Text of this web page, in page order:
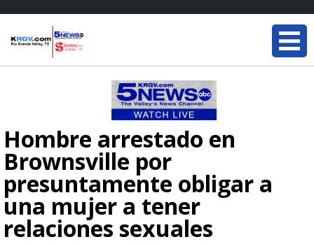
Hombre arrestado en
Brownsville por
presuntamente obligar a
una mujer a tener
relaciones sexuales